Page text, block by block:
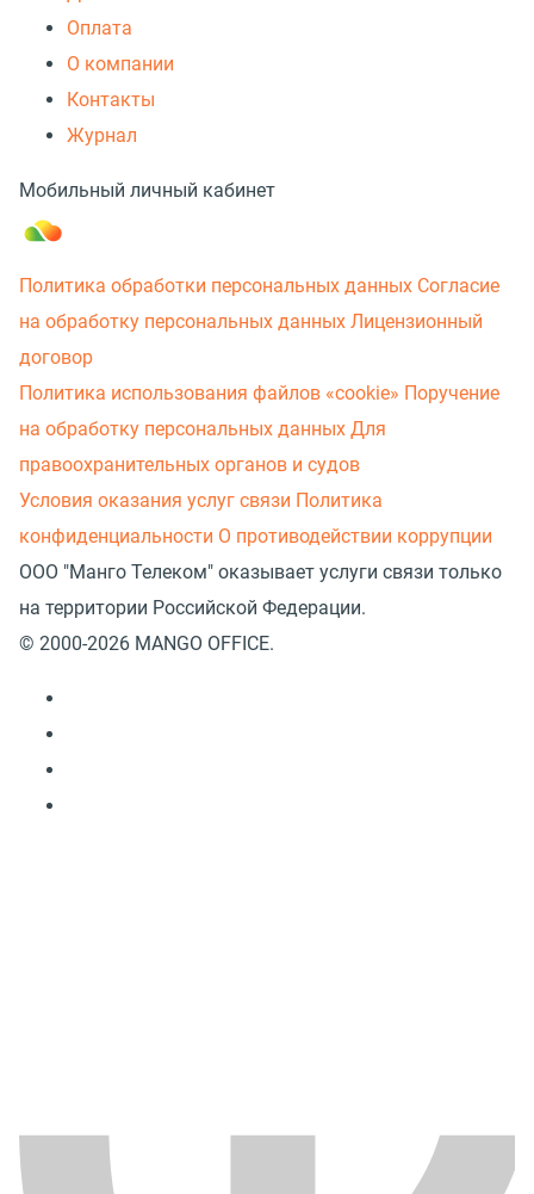
Оплата
О компании
Контакты
Журнал
Мобильный личный кабинет
Политика обработки персональных данных Согласие
на обработку персональных данных Лицензионный
договор
Политика использования файлов «cookie» Поручение
на обработку персональных данных Для
правоохранительных органов и судов
Условия оказания услуг связи Политика
конфиденциальности О противодействии коррупции
ООО "Манго Телеком" оказывает услуги связи только
на территории Российской Федерации.
© 2000-2026 MANGO OFFICE.